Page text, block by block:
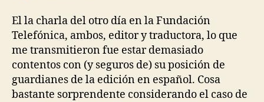
El la charla del otro día en la Fundación
Telefónica, ambos, editor y traductora, lo que
me transmitieron fue estar demasiado
contentos con (y seguros de) su posición de
guardianes de la edición en español. Cosa
bastante sorprendente considerando el caso de